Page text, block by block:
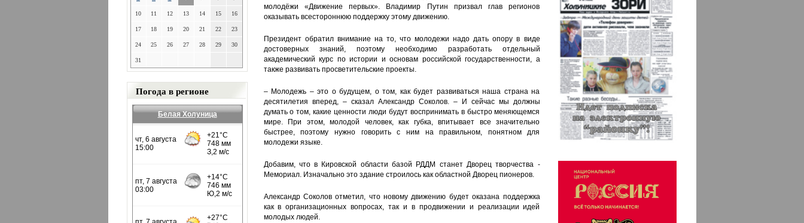
10 11 12 13 14 15 16
17 18 19 20 21 22 23
24 25 26 27 28 29 30
31
Погода в регионе
Белая Холуница
молодёжи «Движение первых». Владимир Путин призвал глав регионов
оказывать всестороннюю поддержку этому движению.
Президент обратил внимание на то, что молодежи надо дать опору в виде
достоверных знаний, поэтому необходимо разработать отдельный
академический курс по истории и основам российской государственности, а
также развивать просветительские проекты.
– Молодежь – это о будущем, о том, как будет развиваться наша страна на
десятилетия вперед, – сказал Александр Соколов. – И сейчас мы должны
думать о том, какие ценности люди будут воспринимать в быстро меняющемся
мире. При этом, молодой человек, как губка, впитывает все значительно
быстрее, поэтому нужно говорить с ним на правильном, понятном для
молодежи языке.
Добавим, что в Кировской области базой РДДМ станет Дворец творчества -
Мемориал. Изначально это здание строилось как областной Дворец пионеров.
Александр Соколов отметил, что новому движению будет оказана поддержка
как в организационных вопросах, так и в продвижении и реализации идей
молодых людей.